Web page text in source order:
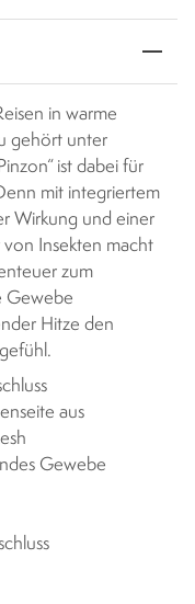
in warme
gehört unter
ist dabei für
mit integriertem
Wirkung und einer
Insekten macht
zum
Gewebe
Hitze den
aus
Gewebe